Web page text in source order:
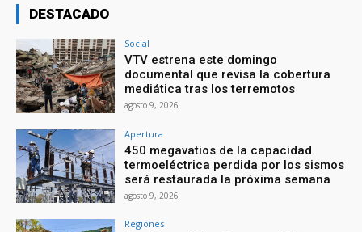
DESTACADO
Social
VTV estrena este domingo
documental que revisa la cobertura
mediática tras los terremotos
agosto 9, 2026
Apertura
450 megavatios de la capacidad
termoeléctrica perdida por los sismos
será restaurada la próxima semana
agosto 9, 2026
Regiones